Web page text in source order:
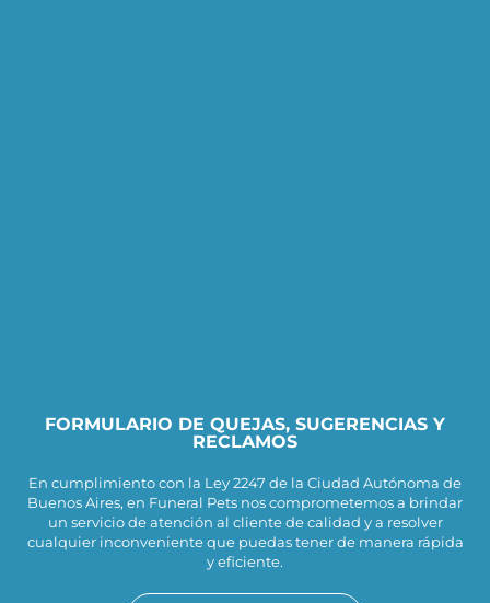
FORMULARIO DE QUEJAS, SUGERENCIAS Y
RECLAMOS
En cumplimiento con la Ley 2247 de la Ciudad Autónoma de
Buenos Aires, en Funeral Pets nos comprometemos a brindar
un servicio de atención al cliente de calidad y a resolver
cualquier inconveniente que puedas tener de manera rápida
y eficiente.